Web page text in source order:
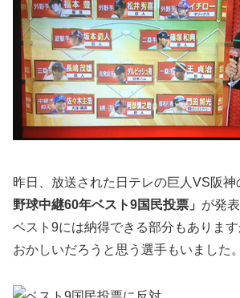
昨日、放送された日テレの巨人VS阪神
野球中継60年ベスト9国民投票」 が発
ベスト9には納得できる部分もありま
おかしいだろうと思う選手もいました。